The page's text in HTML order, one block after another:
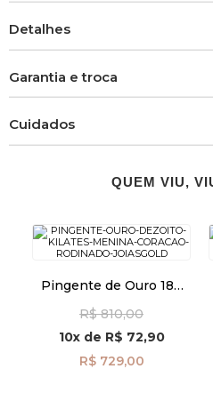
Detalhes
Garantia e troca
Cuidados
QUEM VIU,
Pingente de Ouro 18k
Rodinado pi23344
R$ 810,00
10xde R$ 72,90
R$ 729,00